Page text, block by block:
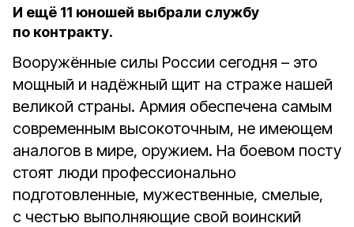
И ещё 11 юношей выбрали службу
по контракту.
Вооружённые силы России сегодня – это
мощный и надёжный щит на страже нашей
великой страны. Армия обеспечена самым
современным высокоточным, не имеющем
аналогов в мире, оружием. На боевом посту
стоят люди профессионально
подготовленные, мужественные, смелые,
с честью выполняющие свой воинский